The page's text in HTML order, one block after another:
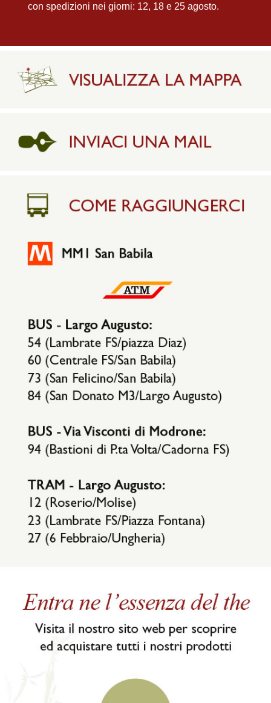
con spedizioni nei giorni: 12, 18 e 25 agosto.